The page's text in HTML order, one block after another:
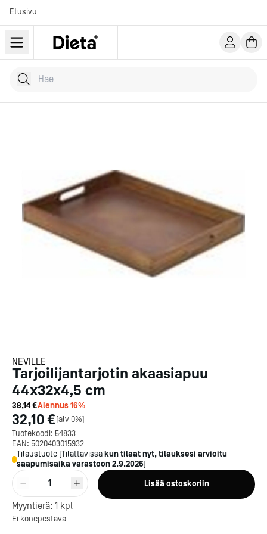
Etusivu
Hae tuotteita
Kirjoita hakusana...
NEVILLE
Tarjoilijantarjotin akaasiapuu
44x32x4,5 cm
38,14 €Alennus16%
32,10 €[alv 0%]
Tuotekoodi: 54833
EAN: 5020403015932
Tilaustuote [Tilattavissa kun tilaat nyt, tilauksesi arvioitu
saapumisaika varastoon2.9.2026]
1 Lisää ostoskoriin
Myyntierä: 1 kpl
Ei konepestävä.
Kotipizza on vuonna 1987
perustettu yritys, jolla on yli
300 ravintolaa eri puolella
Suomea. Dieta on tehnyt